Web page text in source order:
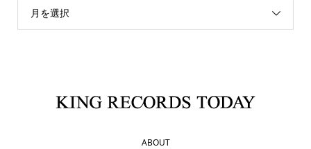
月を選択
ABOUT